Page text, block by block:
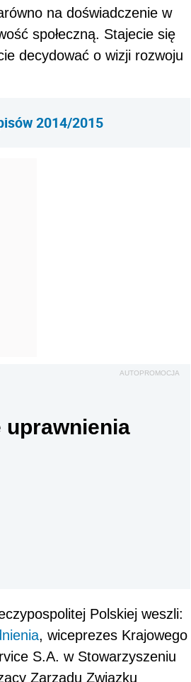
na doświadczenie w
społeczną. Stajecie się
decydować o wizji rozwoju
2014/2015
AUTOPROMOCJA
uprawnienia
Polskiej weszli:
, wiceprezes Krajowego
S.A. w Stowarzyszeniu
Zarządu Związku